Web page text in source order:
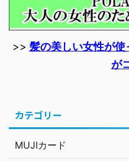
>> 髪の美しい女性が
が
カテゴリー
MUJIカード